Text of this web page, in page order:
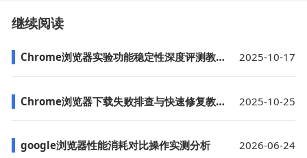
继续阅读
Chrome浏览器实验功能稳定性深度评测教程 2025-10-17
Chrome浏览器下载失败排查与快速修复教程分享 2025-10-25
google浏览器性能消耗对比操作实测分析 2026-06-24